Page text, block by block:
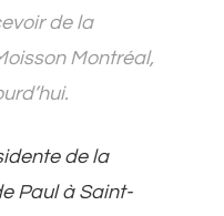
de la
Montréal,
de la
Paul à Saint-